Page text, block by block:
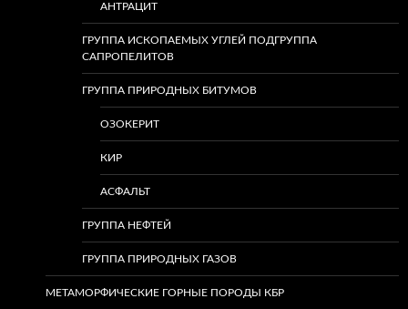
АНТРАЦИТ
ГРУППА ИСКОПАЕМЫХ УГЛЕЙ ПОДГРУППА
САПРОПЕЛИТОВ
ГРУППА ПРИРОДНЫХ БИТУМОВ
ОЗОКЕРИТ
КИР
АСФАЛЬТ
ГРУППА НЕФТЕЙ
ГРУППА ПРИРОДНЫХ ГАЗОВ
МЕТАМОРФИЧЕСКИЕ ГОРНЫЕ ПОРОДЫ КБР